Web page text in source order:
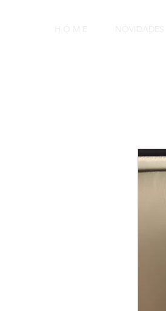
H O M E